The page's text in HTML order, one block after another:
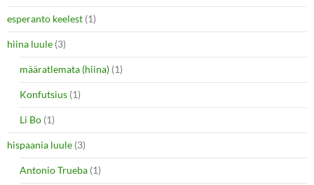
esperanto keelest (1)
hiina luule (3)
määratlemata (hiina) (1)
Konfutsius (1)
Li Bo (1)
hispaania luule (3)
Antonio Trueba (1)